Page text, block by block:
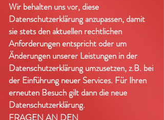
Wir behalten uns vor, diese
Datenschutzerklärung anzupassen, damit
sie stets den aktuellen rechtlichen
Anforderungen entspricht oder um
Änderungen unserer Leistungen in der
Datenschutzerklärung umzusetzen, z.B. bei
der Einführung neuer Services. Für Ihren
erneuten Besuch gilt dann die neue
Datenschutzerklärung.
FRAGEN AN DEN